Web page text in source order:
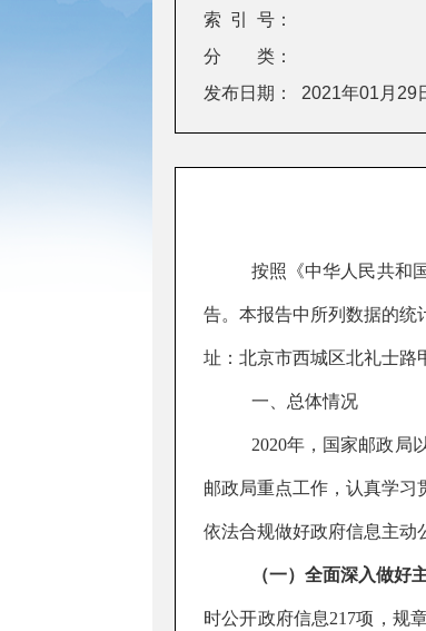
索 引 号：
分 类：
发布日期：
2021年01月29
按照《中华人民共和
告。本报告中所列数据的统
址：北京市西城区北礼士路
一、总体情况
2020年，国家邮政局
邮政局重点工作，认真学习
依法合规做好政府信息主动
（一）全面深入做好
时公开政府信息217项，规